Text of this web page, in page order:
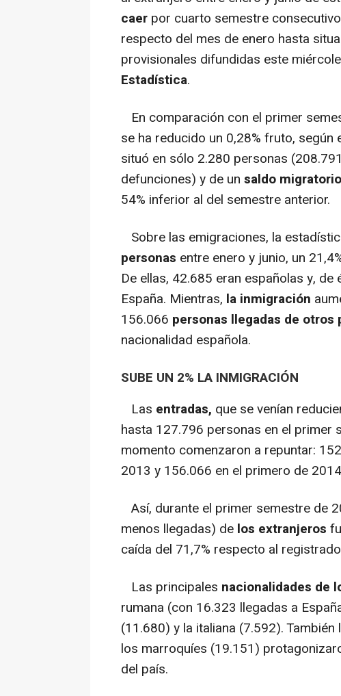
caer por cuarto semestre
respecto del mes de enero hasta
provisionales difundidas este
Estadística.
En comparación con el primer
se ha reducido un 0,28% fruto, según
situó en sólo 2.280 personas
defunciones) y de un saldo
54% inferior al del semestre anterior.
Sobre las emigraciones, la
personas entre enero y junio, un
De ellas, 42.685 eran españolas y,
España. Mientras, la inmigración
156.066 personas llegadas de otros
nacionalidad española.
SUBE UN 2% LA INMIGRACIÓN
Las entradas, que se venían
hasta 127.796 personas en el primer
momento comenzaron a repuntar:
2013 y 156.066 en el primero de
Así, durante el primer semestre de
menos llegadas) de los extranjeros
caída del 71,7% respecto al
Las principales nacionalidades de
rumana (con 16.323 llegadas a
(11.680) y la italiana (7.592).
los marroquíes (19.151)
del país.